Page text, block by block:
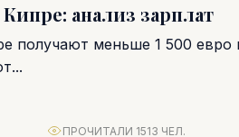
анализ зарплат
получают меньше 1 500 евро
ПРОЧИТАЛИ 1513 ЧЕЛ.